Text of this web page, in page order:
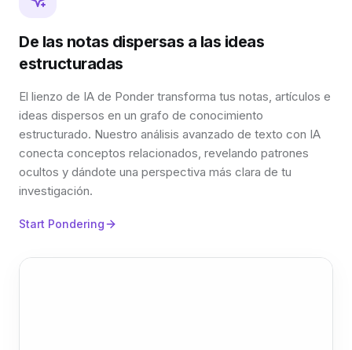
De las notas dispersas a las ideas
estructuradas
El lienzo de IA de Ponder transforma tus notas, artículos e
ideas dispersos en un grafo de conocimiento
estructurado. Nuestro análisis avanzado de texto con IA
conecta conceptos relacionados, revelando patrones
ocultos y dándote una perspectiva más clara de tu
investigación.
Start Pondering